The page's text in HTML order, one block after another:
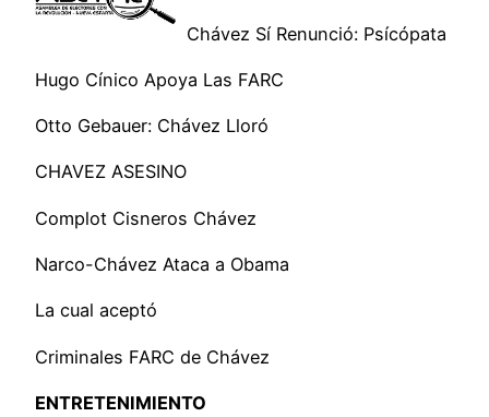
Chávez Sí Renunció: Psícópata
Hugo Cínico Apoya Las FARC
Otto Gebauer: Chávez Lloró
CHAVEZ ASESINO
Complot Cisneros Chávez
Narco-Chávez Ataca a Obama
La cual aceptó
Criminales FARC de Chávez
ENTRETENIMIENTO